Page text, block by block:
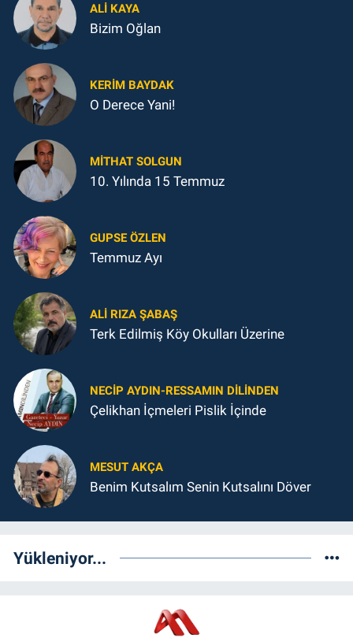
ALI KAYA
Bizim Oğlan
KERIM BAYDAK
O Derece Yani!
MITHAT SOLGUN
10. Yılında 15 Temmuz
GUPSE ÖZLEN
Temmuz Ayı
ALI RIZA ŞABAŞ
Terk Edilmiş Köy Okulları Üzerine
NECIP AYDIN-RESSAMIN DILINDEN
Çelikhan İçmeleri Pislik İçinde
MESUT AKÇA
Benim Kutsalım Senin Kutsalını Döver
Yükleniyor...